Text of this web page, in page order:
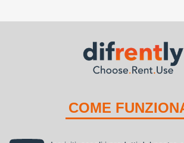
COME